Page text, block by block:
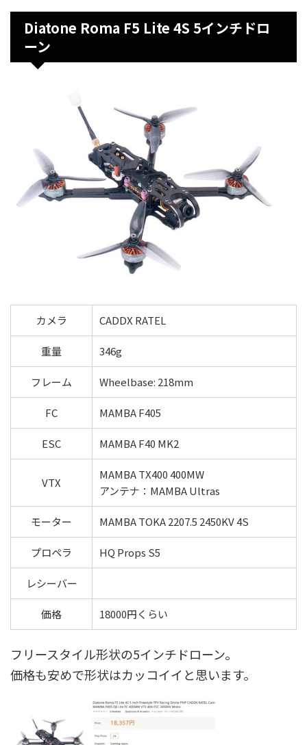
Diatone Roma F5 Lite 4S 5インチドロ
ーン
カメラ CADDX RATEL
重量 346g
フレーム Wheelbase: 218mm
FC MAMBA F405
ESC MAMBA F40 MK2
VTX
MAMBA TX400 400MW
アンテナ：MAMBA Ultras
モーター MAMBA TOKA 2207.5 2450KV 4S
プロペラ HQ Props S5
レシーバー
価格 18000円くらい
フリースタイル形状の5インチドローン。
価格も安めで形状はカッコイイと思います。